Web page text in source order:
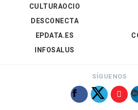
CULTURAOCIO
DESCONECTA
EPDATA.ES
INFOSALUS
SÍGUENOS